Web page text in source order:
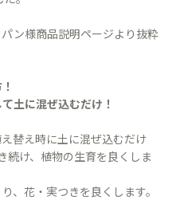
ン様商品説明ページより抜粋
土に混ぜ込むだけ！
替え時に土に混ぜ込むだけ
続け、植物の生育を良くしま
、花・実つきを良くします。